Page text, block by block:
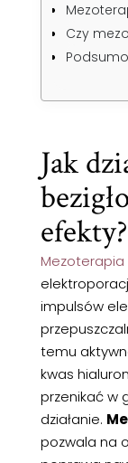
Jak
efekty?
Mezoterapia
impulsów
temu
kwas
przenikać w
działanie.
pozwala na